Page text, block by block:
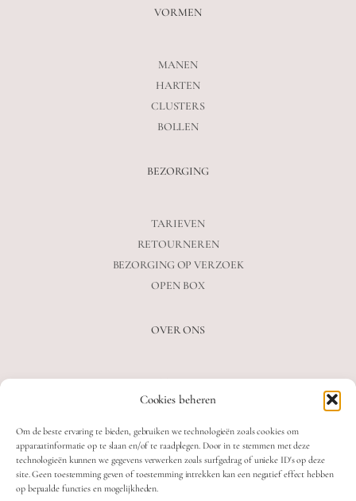
Cookies beheren
Om de beste ervaring te bieden, gebruiken we technologieën zoals cookies om
apparaatinformatie op te slaan en/of te raadplegen. Door in te stemmen met deze
technologieën kunnen we gegevens verwerken zoals surfgedrag of unieke ID's op deze
site. Geen toestemming geven of toestemming intrekken kan een negatief effect hebben
op bepaalde functies en mogelijkheden.
VORMEN
MANEN
HARTEN
CLUSTERS
BOLLEN
BEZORGING
TARIEVEN
RETOURNEREN
BEZORGING OP VERZOEK
OPEN BOX
OVER ONS
VEELGESTELDE VRAGEN
OVER ONS
CONTACT